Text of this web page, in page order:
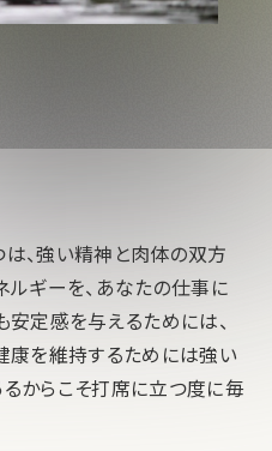
、強い精神と肉体の双方
ルギーを、あなたの仕事に
安定感を与えるためには、
康を維持するためには強い
からこそ打席に立つ度に毎